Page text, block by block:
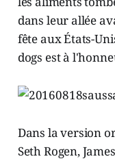
dans leur allée
fête aux États-
dogs est à
Dans la version
Seth Rogen,